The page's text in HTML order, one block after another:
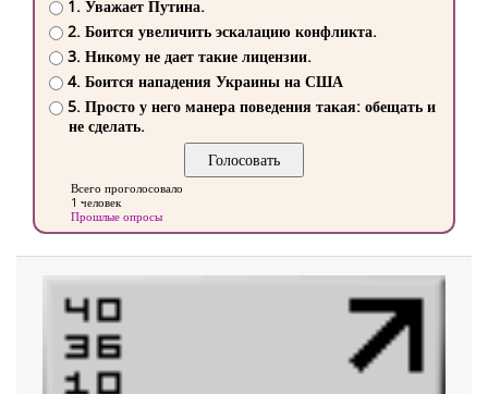
1. Уважает Путина.
2. Боится увеличить эскалацию конфликта.
3. Никому не дает такие лицензии.
4. Боится нападения Украины на США
5. Просто у него манера поведения такая: обещать и
не сделать.
Всего проголосовало
1 человек
Прошлые опросы